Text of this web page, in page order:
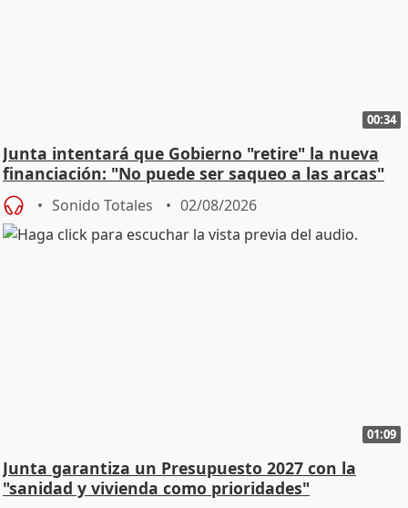
00:34
Junta intentará que Gobierno "retire" la nueva
financiación: "No puede ser saqueo a las arcas"
Sonido Totales 02/08/2026
01:09
Junta garantiza un Presupuesto 2027 con la
"sanidad y vivienda como prioridades"